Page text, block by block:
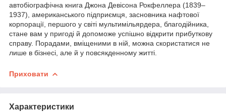
автобіографічна книга Джона Девісона Рокфеллера (1839–
1937), американського підприємця, засновника нафтової
корпорації, першого у світі мультимільярдера, благодійника,
стане вам у пригоді й допоможе успішно відкрити прибуткову
справу. Порадами, вміщеними в ній, можна скористатися не
лише в бізнесі, але й у повсякденному житті.
Приховати
Характеристики